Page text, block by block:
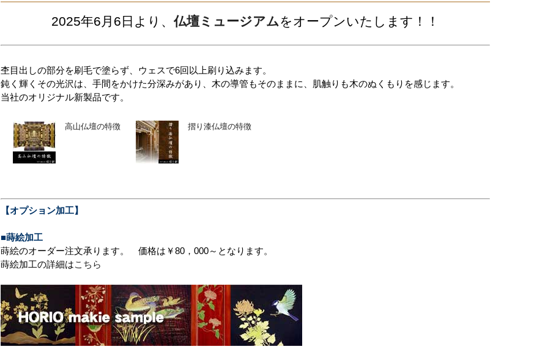
2025年6月6日より、仏壇ミュージアムをオープンいたします！！
杢目出しの部分を刷毛で塗らず、ウェスで6回以上刷り込みます。
鈍く輝くその光沢は、手間をかけた分深みがあり、木の導管もそのままに、肌触りも木のぬくもりを感じます。
当社のオリジナル新製品です。
高山仏壇の特徴 摺り漆仏壇の特徴
【オプション加工】
■蒔絵加工
蒔絵のオーダー注文承ります。 価格は￥80，000～となります。
蒔絵加工の詳細はこちら